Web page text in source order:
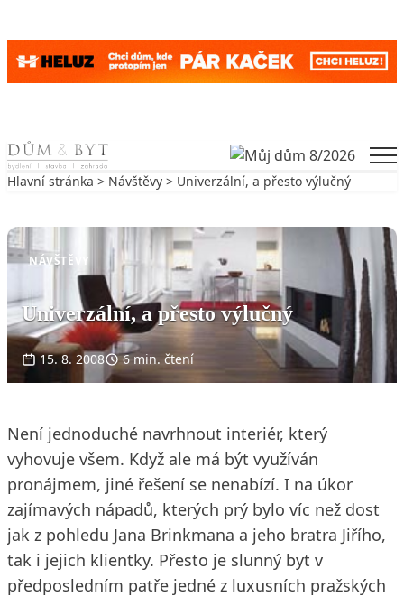
Skip to content
Hlavní stránka > Návštěvy > Univerzální, a přesto výlučný
NÁVŠTĚVY
Univerzální, a přesto výlučný
15. 8. 2008 6 min. čtení
Není jednoduché navrhnout interiér, který
vyhovuje všem. Když ale má být využíván
pronájmem, jiné řešení se nenabízí. I na úkor
zajímavých nápadů, kterých prý bylo víc než dost
jak z pohledu Jana Brinkmana a jeho bratra Jiřího,
tak i jejich klientky. Přesto je slunný byt v
předposledním patře jedné z luxusních pražských